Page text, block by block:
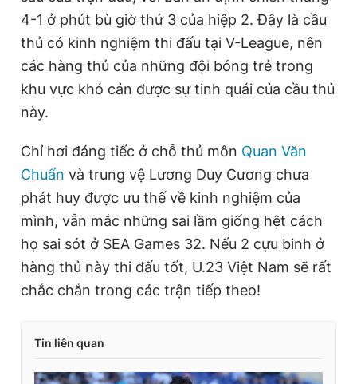
4-1 ở phút bù giờ thứ 3 của hiệp 2. Đây là cầu
thủ có kinh nghiệm thi đấu tại V-League, nên
các hàng thủ của những đội bóng trẻ trong
khu vực khó cản được sự tinh quái của cầu thủ
này.
Chỉ hơi đáng tiếc ở chỗ thủ môn Quan Văn
Chuẩn và trung vệ Lương Duy Cương chưa
phát huy được ưu thế về kinh nghiệm của
mình, vẫn mắc những sai lầm giống hệt cách
họ sai sót ở SEA Games 32. Nếu 2 cựu binh ở
hàng thủ này thi đấu tốt, U.23 Việt Nam sẽ rất
chắc chắn trong các trận tiếp theo!
Tin liên quan